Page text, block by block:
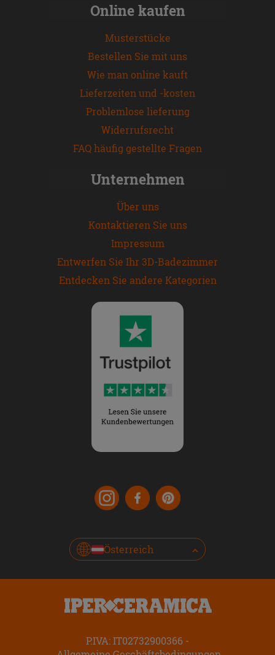
Online kaufen
Musterstücke
Bestellen Sie mit uns
Wie man online kauft
Lieferzeiten und -kosten
Problemlose lieferung
Widerrufsrecht
FAQ häufig gestellte Fragen
Unternehmen
Über uns
Kontaktieren Sie uns
Impressum
Entwerfen Sie Ihr 3D-Badezimmer
Entdecken Sie andere Kategorien
Österreich
P.IVA: IT02732900366